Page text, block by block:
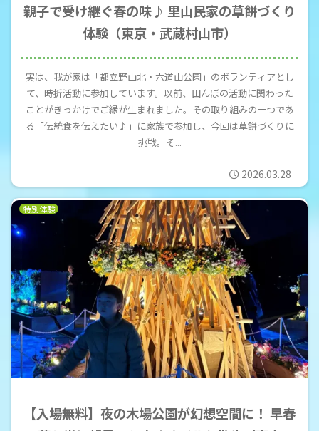
親子で受け継ぐ春の味♪ 里山民家の草餅づくり
体験（東京・武蔵村山市）
実は、我が家は「都立野山北・六道山公園」のボランティアとし
て、時折活動に参加しています。以前、田んぼの活動に関わった
ことがきっかけでご縁が生まれました。その取り組みの一つであ
る「伝統食を伝えたい♪」に家族で参加し、今回は草餅づくりに
挑戦。そ...
2026.03.28
特別体験
【入場無料】夜の木場公園が幻想空間に！ 早春